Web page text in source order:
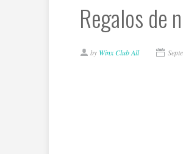
Regalos de
by Winx Club All